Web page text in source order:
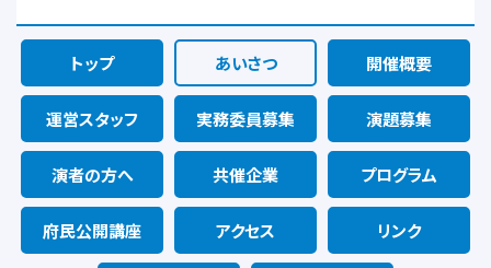
トップ あいさつ 開催概要
運営スタッフ 実務委員募集 演題募集
演者の方へ 共催企業 プログラム
府民公開講座 アクセス リンク